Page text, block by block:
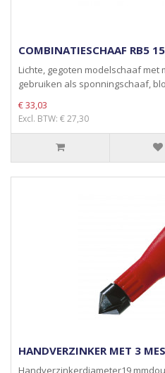
COMBINATIESCHAAF RB5
Lichte, gegoten modelschaaf met
gebruiken als sponningschaaf,
€ 33,03
Excl. BTW: € 27,30
HANDVERZINKER MET 3
Handverzinkerdiameter19